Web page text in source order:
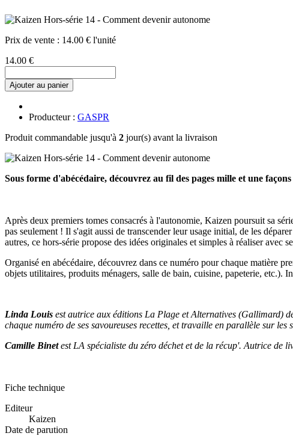
Prix de vente : 14.00 € l'unité
14.00 €
Ajouter au panier
Producteur : GASPR
Produit commandable jusqu'à 2 jour(s) avant la livraison
Sous forme d'abécédaire, découvrez au fil des pages mille et une
Après deux premiers tomes consacrés à l'autonomie, Kaizen poursuit sa
pas seulement ! Il s'agit aussi de transcender leur usage initial, de les
autres, ce hors-série propose des idées originales et simples à réaliser
Organisé en abécédaire, découvrez dans ce numéro pour chaque matière
objets utilitaires, produits ménagers, salle de bain, cuisine, papeterie,
Linda Louis est autrice aux éditions La Plage et Alternatives (Gallimard)
chaque numéro de ses savoureuses recettes, et travaille en parallèle sur
Camille Binetest LA spécialiste du zéro déchet et de la récup'. Autrice de
Fiche technique
Editeur
Kaizen
Date de parution